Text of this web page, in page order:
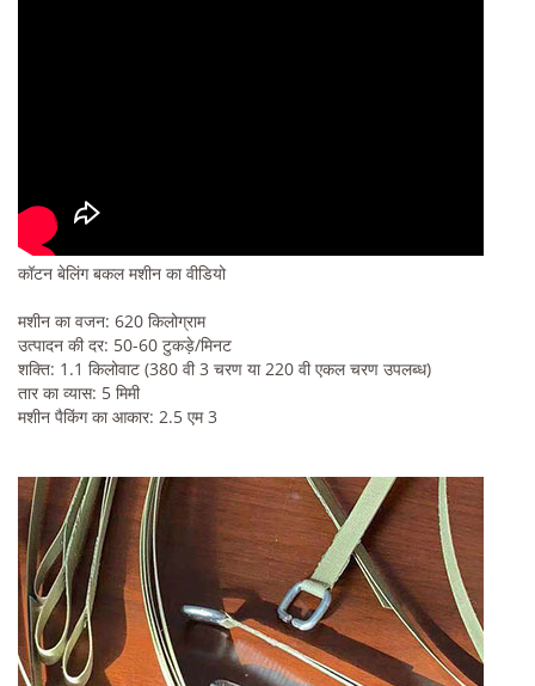
कॉटन बेलिंग बकल मशीन का वीडियो
मशीन का वजन: 620 किलोग्राम
उत्पादन की दर: 50-60 टुकड़े/मिनट
शक्ति: 1.1 किलोवाट (380 वी 3 चरण या 220 वी एकल चरण उपलब्ध)
तार का व्यास: 5 मिमी
मशीन पैकिंग का आकार: 2.5 एम 3